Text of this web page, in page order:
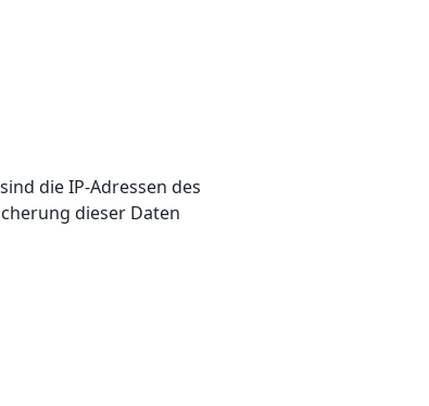
die IP-Adressen des
dieser Daten